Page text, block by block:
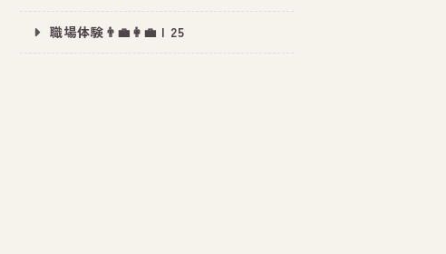
職場体験👨‍💼👩‍💼 | 25